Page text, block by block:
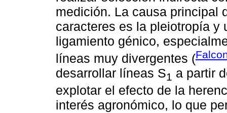
medición. La causa principal
caracteres es la pleiotropía y
ligamiento génico,
líneas muy divergentes (
desarrollar líneas S1 a partir
explotar el efecto de la
interés agronómico, lo que